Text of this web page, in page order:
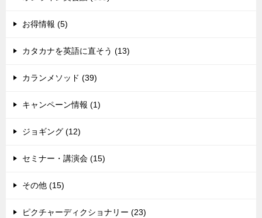
お得情報 (5)
カタカナを英語に直そう (13)
カランメソッド (39)
キャンペーン情報 (1)
ジョギング (12)
セミナー・講演会 (15)
その他 (15)
ピクチャーディクショナリー (23)